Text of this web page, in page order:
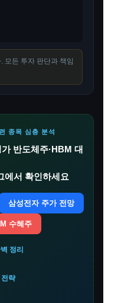
모든 투자 판단과 책임
종목 심층 분석
반도체주·HBM 대
에서 확인하세요
삼성전자 주가 전망
수혜주
정리
전략